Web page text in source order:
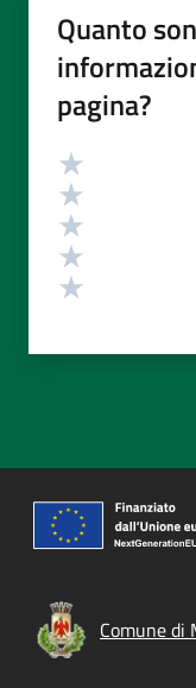
Quanto
pagina?
Valutazione
Comune di